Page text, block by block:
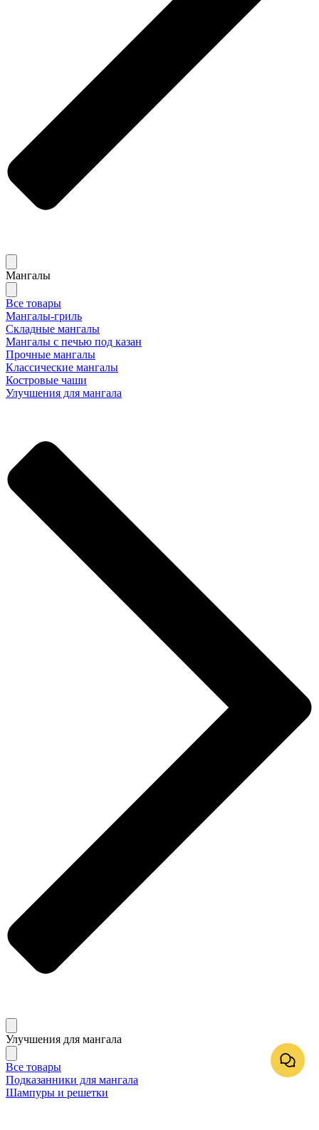
Мангалы
Все товары
Мангалы-гриль
Складные мангалы
Мангалы с печью под казан
Прочные мангалы
Классические мангалы
Костровые чаши
Улучшения для мангала
Улучшения для мангала
Все товары
Подказанники для мангала
Шампуры и решетки